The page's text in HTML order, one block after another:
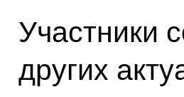
Участники
других